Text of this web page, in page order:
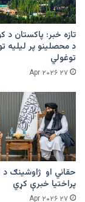
تازه خبر: پاکستان د
د محصلینو پر لیلیه
توغولي
۲۷ Apr ۲۰۲۶
حقاني او ژاوشینګ د
پراختیا خبرې کړي
۲۷ Apr ۲۰۲۶